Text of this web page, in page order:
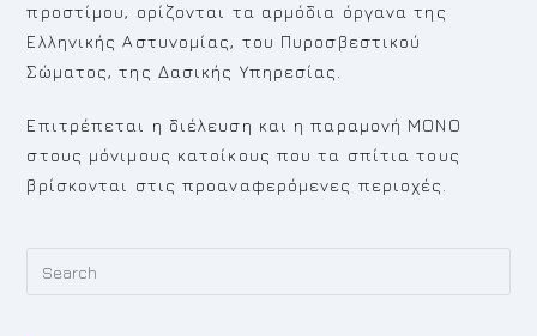
προστίμου, ορίζονται τα αρμόδια όργανα της
Ελληνικής Αστυνομίας, του Πυροσβεστικού
Σώματος, της Δασικής Υπηρεσίας.
Επιτρέπεται η διέλευση και η παραμονή ΜΟΝΟ
στους μόνιμους κατοίκους που τα σπίτια τους
βρίσκονται στις προαναφερόμενες περιοχές.